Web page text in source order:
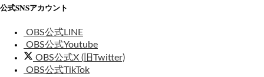
公式SNSアカウント
OBS公式LINE
OBS公式Youtube
OBS公式X (旧Twitter)
OBS公式TikTok